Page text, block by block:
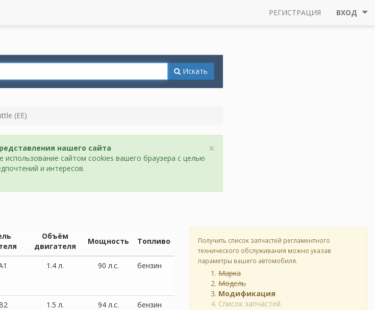
РЕГИСТРАЦИЯ ВХОД
Искать
(EE)
×
нашего сайта
использование сайтом cookies вашего браузера с целью
и интересов.
Получить список запчастей регламентного
технического обслуживания можно указав
параметры вашего автомобиля.
Марка
Модель
Модификация
Список запчастей
Объём
двигателя
Мощность Топливо
1.4 л. 90 л.с. бензин
1.5 л. 94 л.с. бензин